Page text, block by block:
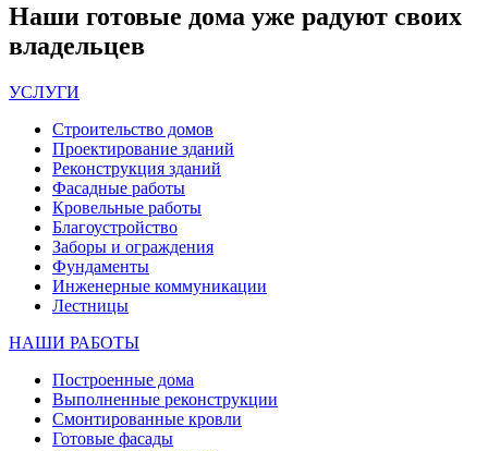
Наши готовые дома уже радуют своих
владельцев
УСЛУГИ
Строительство домов
Проектирование зданий
Реконструкция зданий
Фасадные работы
Кровельные работы
Благоустройство
Заборы и ограждения
Фундаменты
Инженерные коммуникации
Лестницы
НАШИ РАБОТЫ
Построенные дома
Выполненные реконструкции
Смонтированные кровли
Готовые фасады